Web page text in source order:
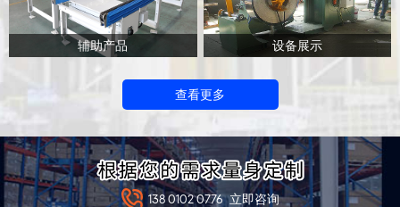
辅助产品 设备展示
查看更多
138 0102 0776 立即咨询